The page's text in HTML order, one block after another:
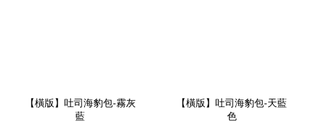
【橫版】吐司海豹包-霧灰
藍
【橫版】吐司海豹包-天藍
色